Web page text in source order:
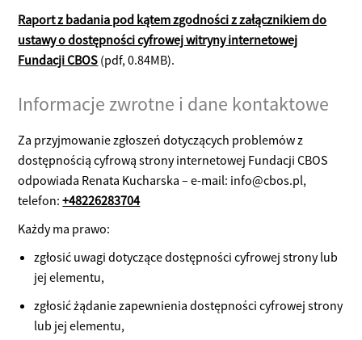
Raport z badania pod kątem zgodności z załącznikiem do
ustawy o dostępności cyfrowej witryny internetowej
Fundacji CBOS (pdf, 0.84MB).
Informacje zwrotne i dane kontaktowe
Za przyjmowanie zgłoszeń dotyczących problemów z
dostępnością cyfrową strony internetowej Fundacji CBOS
odpowiada Renata Kucharska – e-mail: info@cbos.pl,
telefon:+48226283704
Każdy ma prawo:
zgłosić uwagi dotyczące dostępności cyfrowej strony lub
jej elementu,
zgłosić żądanie zapewnienia dostępności cyfrowej strony
lub jej elementu,